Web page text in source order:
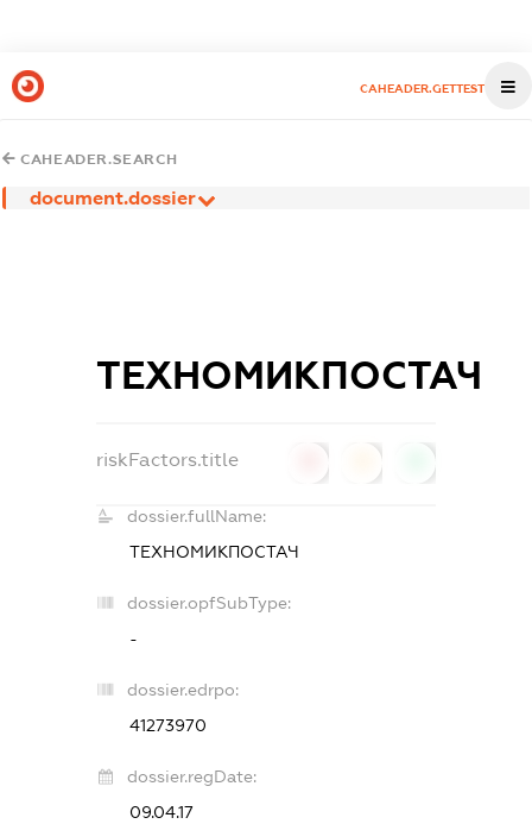
CAHEADER.GETTEST
CAHEADER.SEARCH
document.dossier
ТЕХНОМИКПОСТАЧ
riskFactors.title
dossier.fullName:
ТЕХНОМИКПОСТАЧ
dossier.opfSubType:
-
dossier.edrpo:
41273970
dossier.regDate:
09.04.17